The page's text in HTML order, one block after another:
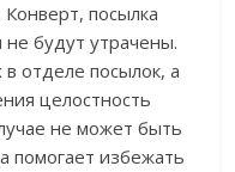
посылка
будут утрачены.
отделе посылок, а
целостность
не может быть
помогает избежать